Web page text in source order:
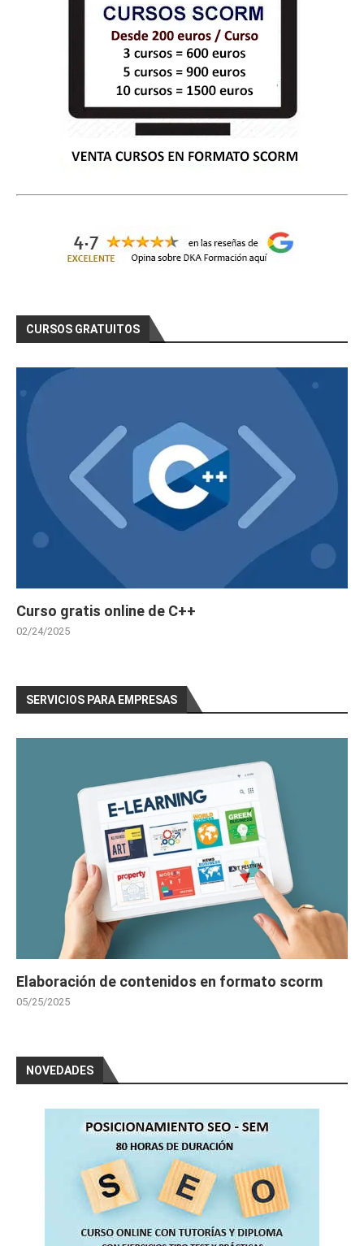
CURSOS GRATUITOS
Curso gratis online de C++
02/24/2025
SERVICIOS PARA EMPRESAS
Elaboración de contenidos en formato scorm
05/25/2025
NOVEDADES